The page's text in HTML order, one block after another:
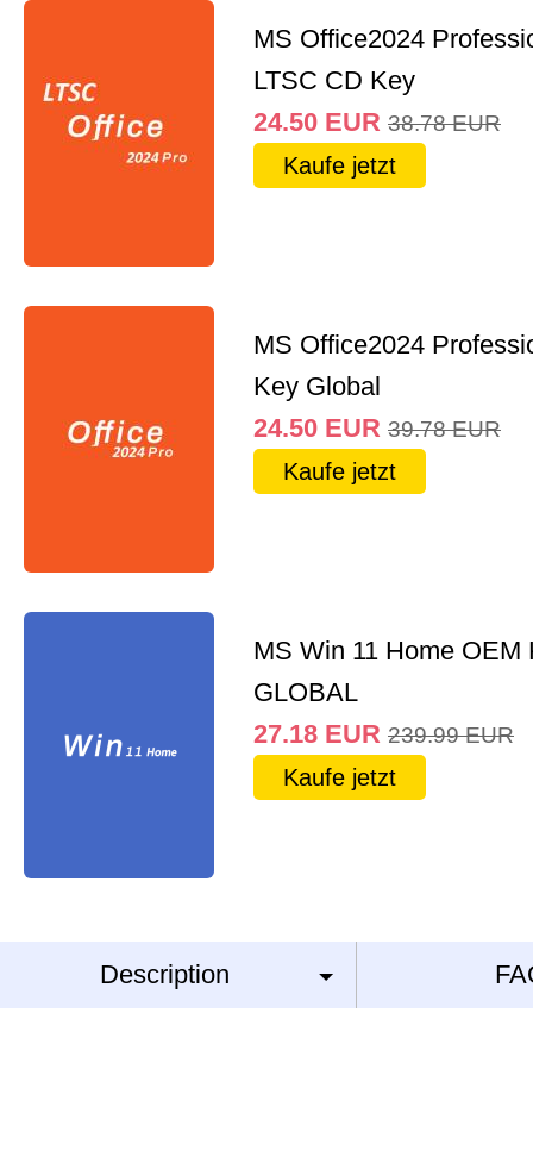
MS Office2024
LTSC CD Key
24.50 EUR 38.78 EUR
Kaufe jetzt
MS Office2024
Key Global
24.50 EUR 39.78 EUR
Kaufe jetzt
MS Win 11 Home OEM
GLOBAL
27.18 EUR 239.99 EUR
Kaufe jetzt
Description